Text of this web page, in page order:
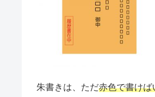
朱書きは、ただ赤色で書けば